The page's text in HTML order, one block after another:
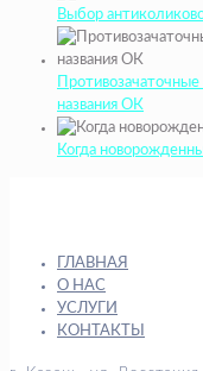
Выбор
названия ОК
Когда
ГЛАВНАЯ
О НАС
УСЛУГИ
КОНТАКТЫ